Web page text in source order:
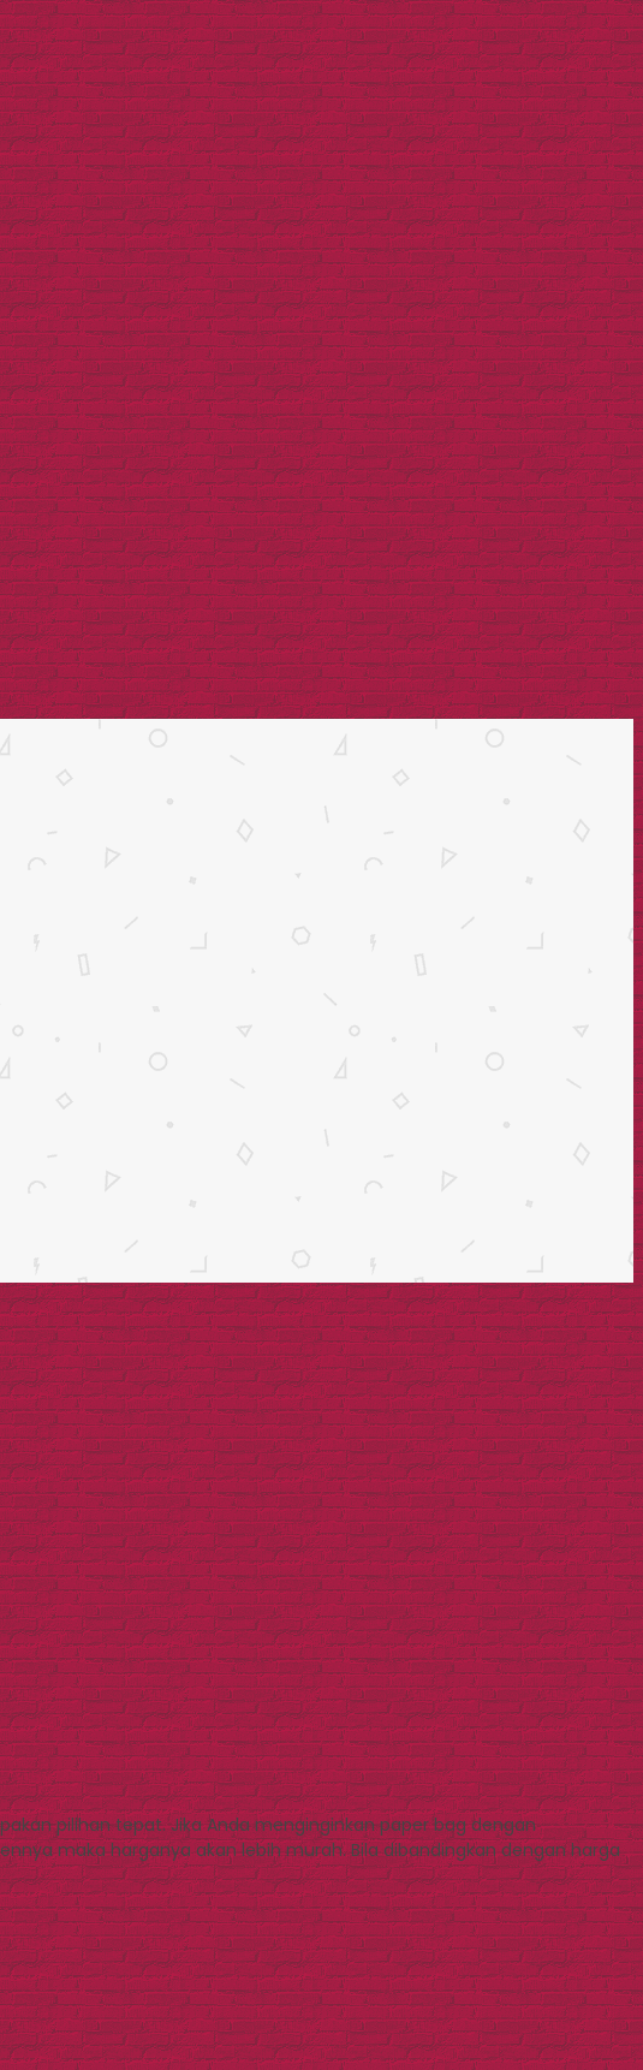
pilihan tepat. Jika Anda menginginkan paper bag dengan
maka harganya akan lebih murah. Bila dibandingkan dengan harga